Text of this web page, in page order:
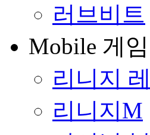
러브비트
Mobile 게임
리니지
리니지M